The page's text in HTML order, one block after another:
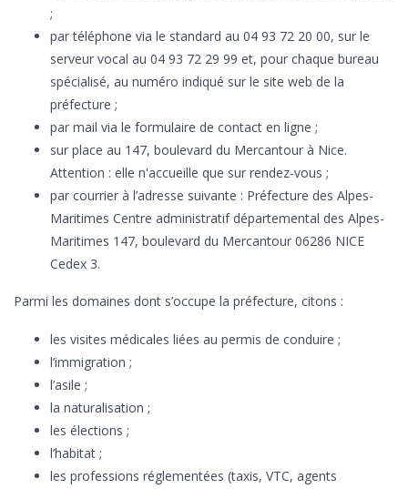
;
par téléphone via le standard au 04 93 72 20 00, sur le
serveur vocal au 04 93 72 29 99 et, pour chaque bureau
spécialisé, au numéro indiqué sur le site web de la
préfecture ;
par mail via le formulaire de contact en ligne ;
sur place au 147, boulevard du Mercantour à Nice.
Attention : elle n'accueille que sur rendez-vous ;
par courrier à l’adresse suivante : Préfecture des Alpes-
Maritimes Centre administratif départemental des Alpes-
Maritimes 147, boulevard du Mercantour 06286 NICE
Cedex 3.
Parmi les domaines dont s’occupe la préfecture, citons :
les visites médicales liées au permis de conduire ;
l’immigration ;
l’asile ;
la naturalisation ;
les élections ;
l’habitat ;
les professions réglementées (taxis, VTC, agents